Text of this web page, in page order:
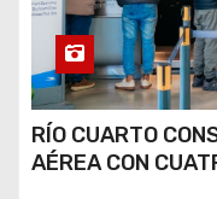
RÍO CUARTO
AÉREA CON